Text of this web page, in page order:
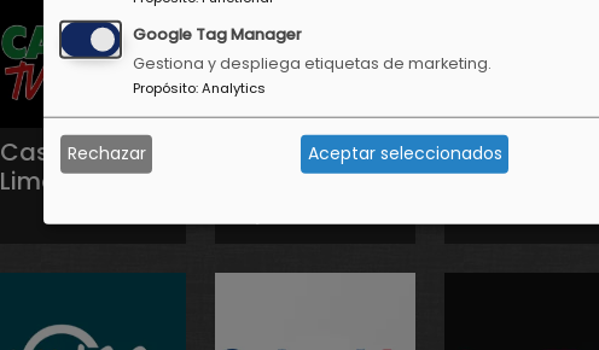
Casino TV
Limón
Clásicos
Costa Rica en
Clásicos de
Costa Rica
Google Tag Manager
Gestiona y despliega etiquetas de marketing.
Propósito:Analytics
Rechazar Aceptar seleccionados